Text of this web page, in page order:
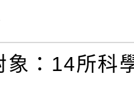
象：14所科